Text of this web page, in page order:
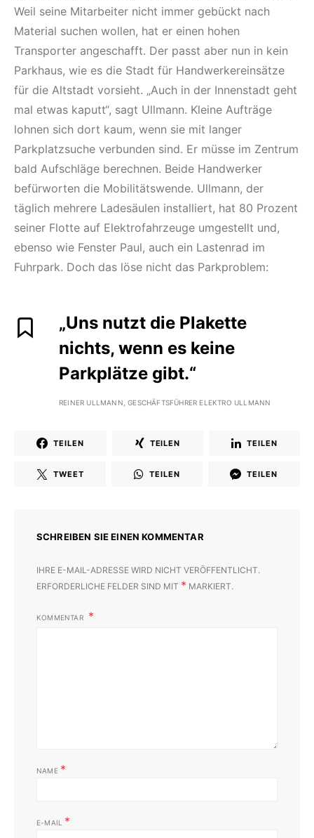
Weil seine Mitarbeiter nicht immer gebückt nach
Material suchen wollen, hat er einen hohen
Transporter angeschafft. Der passt aber nun in kein
Parkhaus, wie es die Stadt für Handwerkereinsätze
für die Altstadt vorsieht. „Auch in der Innenstadt geht
mal etwas kaputt“, sagt Ullmann. Kleine Aufträge
lohnen sich dort kaum, wenn sie mit langer
Parkplatzsuche verbunden sind. Er müsse im Zentrum
bald Aufschläge berechnen. Beide Handwerker
befürworten die Mobilitätswende. Ullmann, der
täglich mehrere Ladesäulen installiert, hat 80 Prozent
seiner Flotte auf Elektrofahrzeuge umgestellt und,
ebenso wie Fenster Paul, auch ein Lastenrad im
Fuhrpark. Doch das löse nicht das Parkproblem:
„Uns nutzt die Plakette
nichts, wenn es keine
Parkplätze gibt.“
REINER ULLMANN, GESCHÄFTSFÜHRER ELEKTRO ULLMANN
TEILEN TEILEN TEILEN
TWEET TEILEN TEILEN
SCHREIBEN SIE EINEN KOMMENTAR
IHRE E-MAIL-ADRESSE WIRD NICHT VERÖFFENTLICHT.
ERFORDERLICHE FELDER SIND MIT * MARKIERT.
KOMMENTAR
NAME *
E-MAIL *